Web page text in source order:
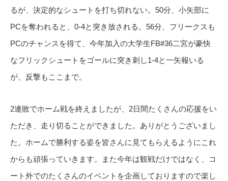
るが、決定的なシュートを打ち切れない。50分、小矢部に
PCを奪われると、0-4と突き放される。56分、フリークスも
PCのチャンスを得て、今年加入の大学生FB#36二宮が豪快
なフリックシュートをゴールに突き刺し1-4と一矢報いる
が、反撃もここまで。
2連敗でホーム戦を終えましたが、2日間たくさんの応援をい
ただき、走り切ることができました。ありがとうございまし
た。ホームで勝利する姿を皆さんに見てもらえるようにこれ
からも頑張っていきます。また今年は観戦だけではなく、コ
ート外でのたくさんのイベントを企画しておりますので楽し